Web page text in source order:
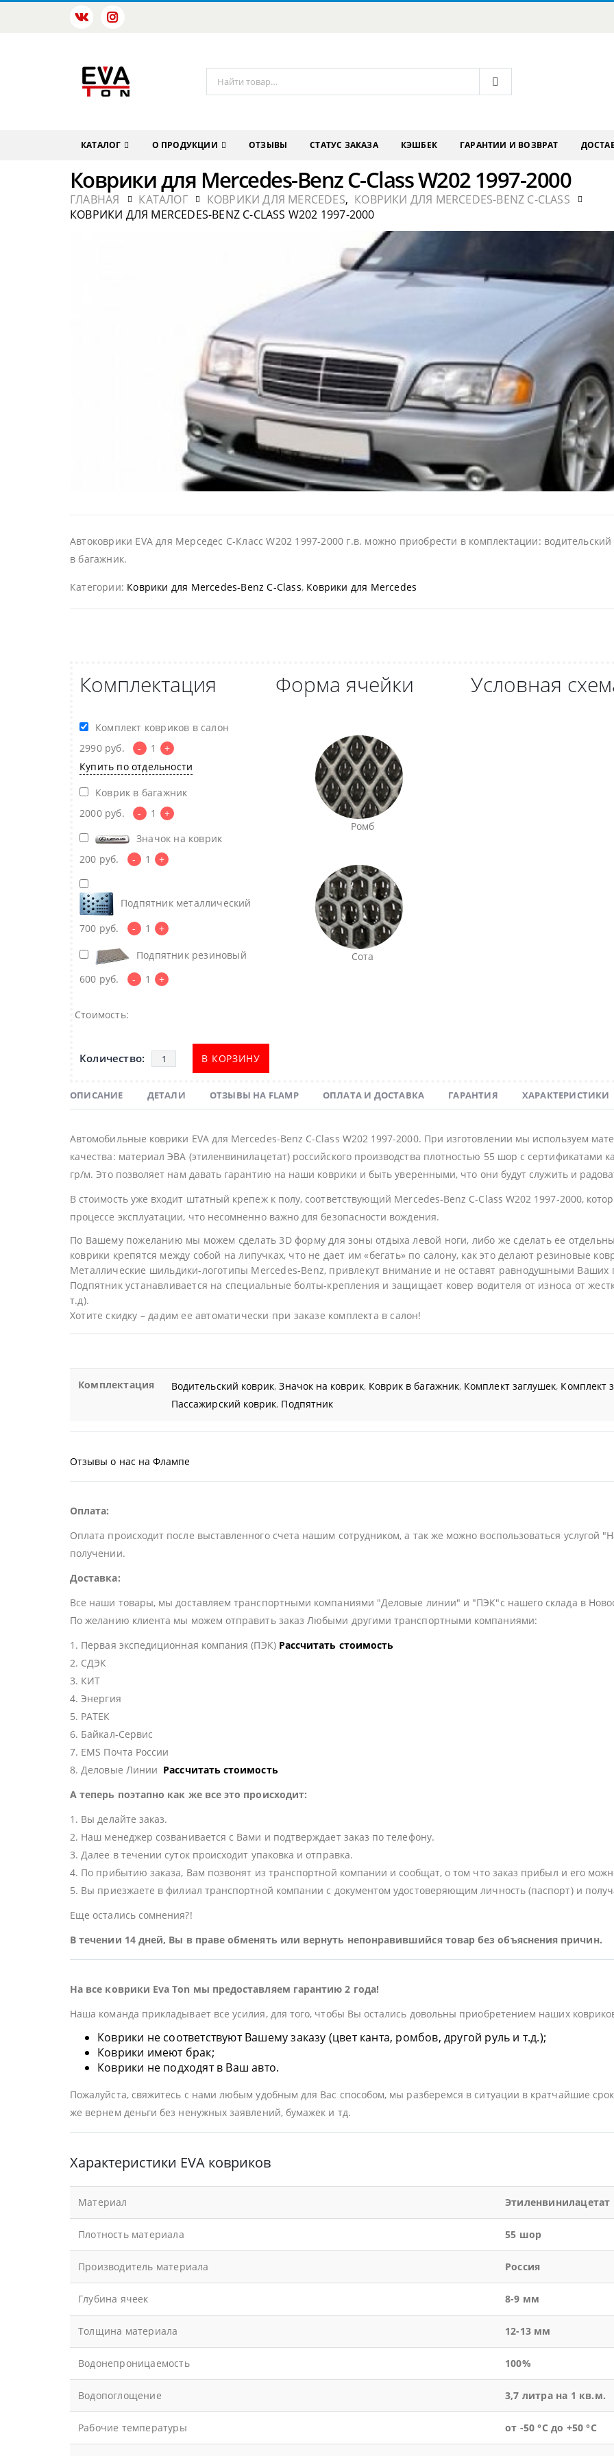
КАТАЛОГ О ПРОДУКЦИИ ОТЗЫВЫ СТАТУС ЗАКАЗА КЭШБЕК ГАРАНТИИ И ВОЗВРАТ
Коврики для Mercedes-Benz C-Class W202 1997-2000
ГЛАВНАЯ КАТАЛОГ КОВРИКИ ДЛЯ MERCEDES, КОВРИКИ ДЛЯ MERCEDES-BENZ C-CLASS
КОВРИКИ ДЛЯ MERCEDES-BENZ C-CLASS W202 1997-2000
Автоковрики EVA для Мерседес С-Класс W202 1997-2000 г.в. можно приобрести в комплектации:
в багажник.
Категории: Коврики для Mercedes-Benz C-Class, Коврики для Mercedes
Комплектация
Комплект ковриков в салон
2990 руб. - 1
+
Купить по отдельности
Коврик в багажник
2000 руб. - 1
+
Значок на коврик
200 руб. - 1 +
Подпятник металлический
700 руб. - 1 +
Подпятник резиновый
600 руб. - 1 +
Форма ячейки
Ромб
Сота
Условная
Стоимость:
В КОРЗИНУ
ОПИСАНИЕ ДЕТАЛИ ОТЗЫВЫ НА FLAMP ОПЛАТА И ДОСТАВКА ГАРАНТИЯ ХАРАКТЕРИСТИКИ
Автомобильные коврики EVA для Mercedes-Benz C-Class W202 1997-2000. При изготовлении мы используем
качества: материал ЭВА (этиленвинилацетат) российского производства плотностью 55 шор с сертификатами
гр/м. Это позволяет нам давать гарантию на наши коврики и быть уверенными, что они будут служить и
В стоимость уже входит штатный крепеж к полу, соответствующий Mercedes-Benz C-Class W202 1997-2000,
процессе эксплуатации, что несомненно важно для безопасности вождения.
По Вашему пожеланию мы можем сделать 3D форму для зоны отдыха левой ноги, либо же сделать ее
коврики крепятся между собой на липучках, что не дает им «бегать» по салону, как это делают резиновые
Металлические шильдики-логотипы Mercedes-Benz, привлекут внимание и не оставят равнодушными Ваших
Подпятник устанавливается на специальные болты-крепления и защищает ковер водителя от износа от
т.д).
Хотите скидку – дадим ее автоматически при заказе комплекта в салон!
Комплектация Водительский коврик,Значок на коврик, Коврик в багажник, Комплект заглушек, Комплект
Пассажирский коврик, Подпятник
Отзывы о нас на Флампе
Оплата:
Оплата происходит после выставленного счета нашим сотрудником, а так же можно воспользоваться
получении.
Доставка:
Все наши товары, мы доставляем транспортными компаниями "Деловые линии" и "ПЭК"с нашего склада в
По желанию клиента мы можем отправить заказ Любыми другими транспортными компаниями:
1. Первая экспедиционная компания (ПЭК) Рассчитать стоимость
2. СДЭК
3. КИТ
4. Энергия
5. РАТЕК
6. Байкал-Сервис
7. EMS Почта России
8. Деловые Линии Рассчитать стоимость
А теперь поэтапно как же все это происходит:
1. Вы делайте заказ.
2. Наш менеджер созванивается с Вами и подтверждает заказ по телефону.
3. Далее в течении суток происходит упаковка и отправка.
4. По прибытию заказа, Вам позвонят из транспортной компании и сообщат, о том что заказ прибыл и его
5. Вы приезжаете в филиал транспортной компании с документом удостоверяющим личность (паспорт) и
Еще остались сомнения?!
В течении 14 дней, Вы в праве обменять или вернуть непонравившийся товар без объяснения причин.
На все коврики Eva Ton мы предоставляем гарантию 2 года!
Наша команда прикладывает все усилия, для того, чтобы Вы остались довольны приобретением наших
Коврики не соответствуют Вашему заказу (цвет канта, ромбов, другой руль и т.д.);
Коврики имеют брак;
Коврики не подходят в Ваш авто.
Пожалуйста, свяжитесь с нами любым удобным для Вас способом, мы разберемся в ситуации в кратчайшие
же вернем деньги без ненужных заявлений, бумажек и тд.
Характеристики EVA ковриков
Материал Этиленвинилацетат
Плотность материала 55 шор
Производитель материала Россия
Глубина ячеек 8-9 мм
Толщина материала 12-13 мм
Водонепроницаемость 100%
Водопоглощение 3,7 литра на 1 кв.м.
Рабочие температуры от -50 °С до +50 °С